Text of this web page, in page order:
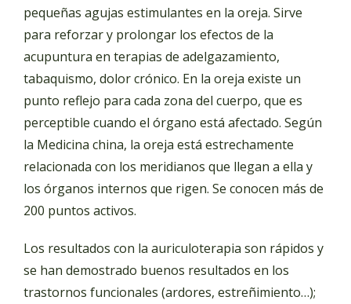
pequeñas agujas estimulantes en la oreja. Sirve
para reforzar y prolongar los efectos de la
acupuntura en terapias de adelgazamiento,
tabaquismo, dolor crónico. En la oreja existe un
punto reflejo para cada zona del cuerpo, que es
perceptible cuando el órgano está afectado. Según
la Medicina china, la oreja está estrechamente
relacionada con los meridianos que llegan a ella y
los órganos internos que rigen. Se conocen más de
200 puntos activos.
Los resultados con la auriculoterapia son rápidos y
se han demostrado buenos resultados en los
trastornos funcionales (ardores, estreñimiento…);